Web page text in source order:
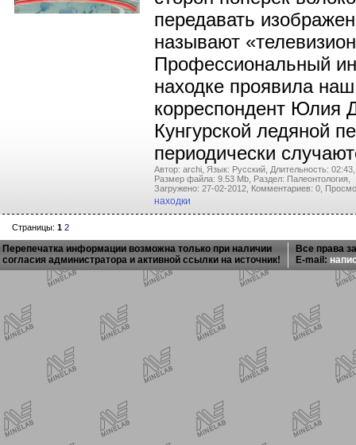
передавать
называют
Профессиональный
находке проявила наш
корреспондент Юлия
Кунгурской ледяной
периодически
Автор: archi, Язык: Русский, Длительность: 02:43,
Размер файла: 9.53 Mb, Раздел: Палеонтология,
Загружено: 27-02-2012, Комментариев: 0,
находки
Страницы: 1 2
Перепечатка информации возможна только при наличии
согласия администратора и активной ссылки на источник!
Все права
E-mail: